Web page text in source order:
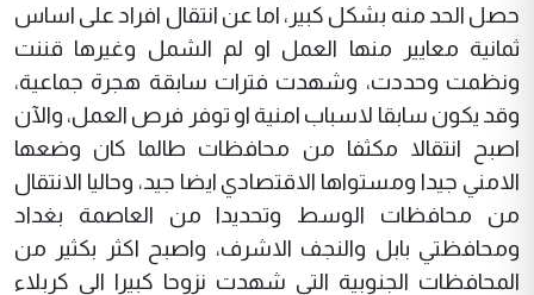
حصل الحد منه بشكل كبير، اما عن انتقال افراد على اساس
ثمانية معايير منها العمل او لم الشمل وغيرها قننت
ونظمت وحددت، وشهدت فترات سابقة هجرة جماعية،
وقد يكون سابقا لاسباب امنية او توفر فرص العمل، والآن
اصبح انتقالا مكثفا من محافظات طالما كان وضعها
الامني جيدا ومستواها الاقتصادي ايضا جيد، وحاليا الانتقال
من محافظات الوسط وتحديدا من العاصمة بغداد
ومحافظتي بابل والنجف الاشرف، واصبح اكثر بكثير من
المحافظات الجنوبية التي شهدت نزوحا كبيرا الى كربلاء